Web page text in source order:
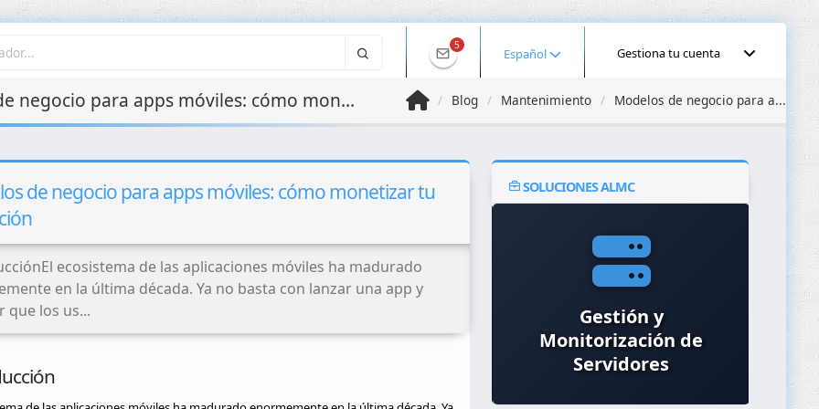
5
Español Gestiona tu cuenta
Modelos de negocio para apps móviles: cómo monetizar tu aplicación Blog Mantenimiento Modelos de negocio para a...
de negocio para apps móviles: cómo monetizar tu
ecosistema de las aplicaciones móviles ha madurado
en la última década. Ya no basta con lanzar una app y
que los us...
SOLUCIONES ALMC
Integraciones API y
Gestión y
Monitorización de
Servidores
Seguridad en la Nube
(AWS, Azure, Google
Cloud)